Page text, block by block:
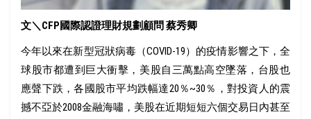
文＼CFP國際認證理財規劃顧問 蔡秀卿
今年以來在新型冠狀病毒（COVID-19）的疫情影響之下，全
球股市都遭到巨大衝擊，美股自三萬點高空墜落，台股也
應聲下跌，各國股市平均跌幅達20％~30％，對投資人的震
撼不亞於2008金融海嘯，美股在近期短短六個交易日內甚至